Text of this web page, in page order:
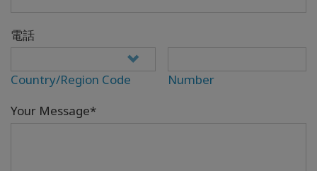
電話
Country/Region Code
Number
Your Message*